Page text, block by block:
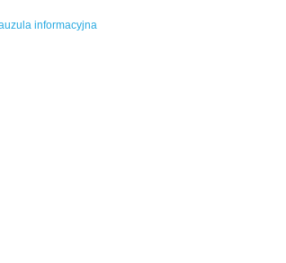
informacyjna